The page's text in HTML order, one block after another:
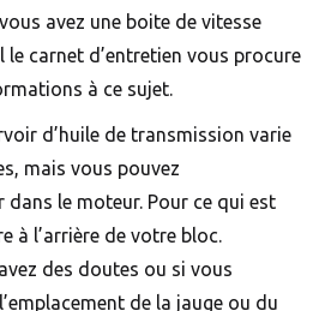
avez une boite de vitesse
le carnet d’entretien vous procure
à ce sujet.
d’huile de transmission varie
mais vous pouvez
dans le moteur. Pour ce qui est
à l’arrière de votre bloc.
des doutes ou si vous
de la jauge ou du